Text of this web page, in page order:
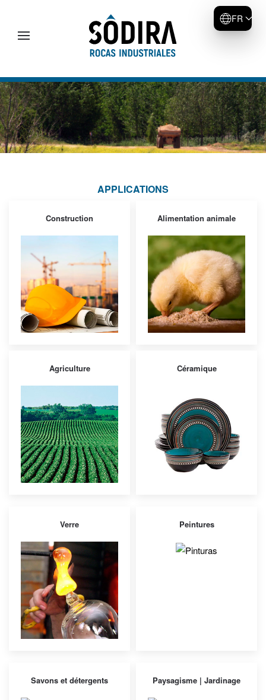
Accéder au contenu principal
APPLICATIONS
Construction Alimentation animale
Agriculture Céramique
Verre Peintures
Savons et détergents Paysagisme | Jardinage
FR